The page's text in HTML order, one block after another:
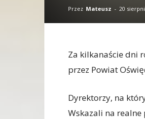
Przez Mateusz - 20
Za kilkanaście dni
przez Powiat
Dyrektorzy, na
Wskazali na